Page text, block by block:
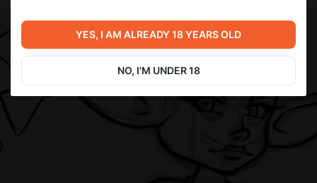
YES, I AM ALREADY 18 YEARS OLD
NO, I'M UNDER 18